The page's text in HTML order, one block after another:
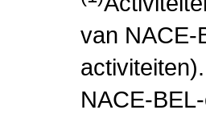
van NACE-
NACE-